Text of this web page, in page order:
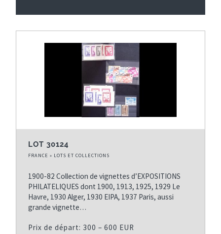
LOT 30124
FRANCE » LOTS ET COLLECTIONS
1900-82 Collection de vignettes d’EXPOSITIONS
PHILATELIQUES dont 1900, 1913, 1925, 1929 Le
Havre, 1930 Alger, 1930 EIPA, 1937 Paris, aussi
grande vignette…
Prix de départ: 300 – 600 EUR